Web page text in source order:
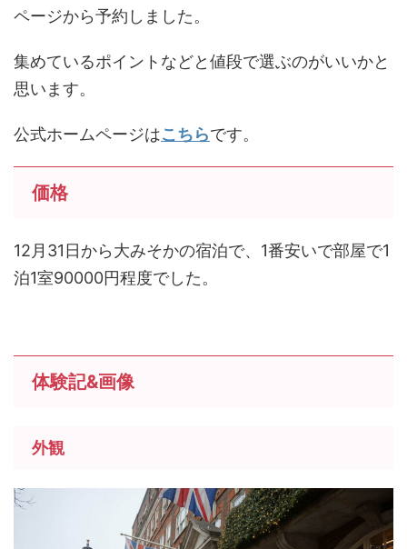
ページから予約しました。
集めているポイントなどと値段で選ぶのがいいかと
思います。
公式ホームページはこちらです。
価格
12月31日から大みそかの宿泊で、1番安いで部屋で1
泊1室90000円程度でした。
体験記&画像
外観